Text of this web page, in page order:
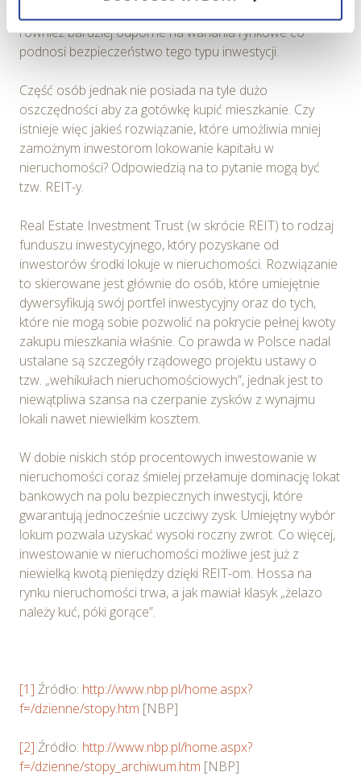
wszelkich wyborów dokonywanych w Serwisie, poprawy
wydajności Serwisu, zbierania informacji o tym, w jaki
sposób użytkownicy korzystają z Serwisu, ulepszania
preferencji użytkowników, tworzenia statystyk
użytkowania Serwisu oraz w celach marketingowych.
Informacje, w tym dane osobowe, pozyskane w związku
z wykorzystywaniem plików cookie w Serwisie,
przetwarzane są przez Spravia Sp. z o.o. jako
również przetwarzane przez Partnerów Spravia Sp. z
o.o. W związku z powyższym użytkownik ma prawo do
dostępu do swoich danych osobowych, ich sprostowania,
usunięcia, ograniczenia przetwarzania, wniesienia
sprzeciwu wobec przetwarzania, a także prawo do
wniesienia skargi do Prezesa Urzędu Ochrony Danych
Osobowych. Szczegółowe informacje o plikach cookie
wykorzystywanych w Serwisie oraz inne informacje
dotyczące prywatności związane z korzystaniem z
Serwisu dostępne są wPolityce prywatności – pliki
cookie.
Wybierając opcję „Zgadzam się” wyrażasz zgodę na
wykorzystywanie w Serwisie wszystkich plików
cookie przez Spravia Sp. z o.o. oraz jej Partnerów we
wskazanych powyżej celach.Wyrażenie zgody jest
dobrowolne. Możesz wycofać zgodę i dokonać zmiany
ustawień dotyczących plików cookie w każdej chwili za
pośrednictwem panelu „Ustawienia plików cookie”
dostępnego z poziomuPolityki prywatności – pliki
cookie .
plików cookie w Serwisie tylko w wybranych przez
Ciebie celach poprzez wybranie opcji „Dostosuj
również bardziej odporne na wahania rynkowe co
podnosi bezpieczeństwo tego typu inwestycji.
Część osób jednak nie posiada na tyle dużo
oszczędności aby za gotówkę kupić mieszkanie. Czy
istnieje więc jakieś rozwiązanie, które umożliwia mniej
zamożnym inwestorom lokowanie kapitału w
nieruchomości? Odpowiedzią na to pytanie mogą być
tzw. REIT-y.
Real Estate Investment Trust (w skrócie REIT) to rodzaj
funduszu inwestycyjnego, który pozyskane od
inwestorów środki lokuje w nieruchomości. Rozwiązanie
to skierowane jest głównie do osób, które umiejętnie
dywersyfikują swój portfel inwestycyjny oraz do tych,
które nie mogą sobie pozwolić na pokrycie pełnej kwoty
zakupu mieszkania właśnie. Co prawda w Polsce nadal
ustalane są szczegóły rządowego projektu ustawy o
tzw. „wehikułach nieruchomościowych”, jednak jest to
niewątpliwa szansa na czerpanie zysków z wynajmu
lokali nawet niewielkim kosztem.
W dobie niskich stóp procentowych inwestowanie w
nieruchomości coraz śmielej przełamuje dominację lokat
bankowych na polu bezpiecznych inwestycji, które
gwarantują jednocześnie uczciwy zysk. Umiejętny wybór
lokum pozwala uzyskać wysoki roczny zwrot. Co więcej,
inwestowanie w nieruchomości możliwe jest już z
niewielką kwotą pieniędzy dzięki REIT-om. Hossa na
rynku nieruchomości trwa, a jak mawiał klasyk „żelazo
należy kuć, póki gorące”.
[1] Źródło: http://www.nbp.pl/home.aspx?
f=/dzienne/stopy.htm [NBP]
[2] Źródło: http://www.nbp.pl/home.aspx?
f=/dzienne/stopy_archiwum.htm [NBP]